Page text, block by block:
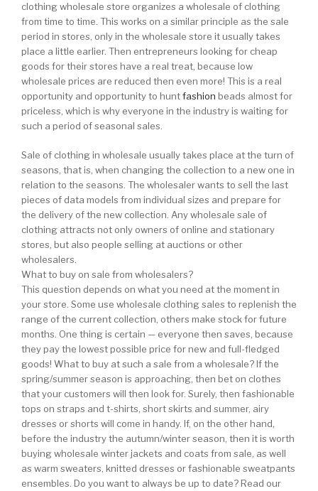
clothing wholesale store organizes a wholesale of clothing
from time to time. This works on a similar principle as the sale
period in stores, only in the wholesale store it usually takes
place a little earlier. Then entrepreneurs looking for cheap
goods for their stores have a real treat, because low
wholesale prices are reduced then even more! This is a real
opportunity and opportunity to huntfashion beads almost for
priceless, which is why everyone in the industry is waiting for
such a period of seasonal sales.
Sale of clothing in wholesale usually takes place at the turn of
seasons, that is, when changing the collection to a new one in
relation to the seasons. The wholesaler wants to sell the last
pieces of data models from individual sizes and prepare for
the delivery of the new collection. Any wholesale sale of
clothing attracts not only owners of online and stationary
stores, but also people selling at auctions or other
wholesalers.
What to buy on sale from wholesalers?
This question depends on what you need at the moment in
your store. Some use wholesale clothing sales to replenish the
range of the current collection, others make stock for future
months. One thing is certain — everyone then saves, because
they pay the lowest possible price for new and full-fledged
goods! What to buy at such a sale from a wholesale? If the
spring/summer season is approaching, then bet on clothes
that your customers will then look for. Surely, then fashionable
tops on straps and t-shirts, short skirts and summer, airy
dresses or shorts will come in handy. If, on the other hand,
before the industry the autumn/winter season, then it is worth
buying wholesale winter jackets and coats from sale, as well
as warm sweaters, knitted dresses or fashionable sweatpants
ensembles. Do you want to always be up to date? Read our